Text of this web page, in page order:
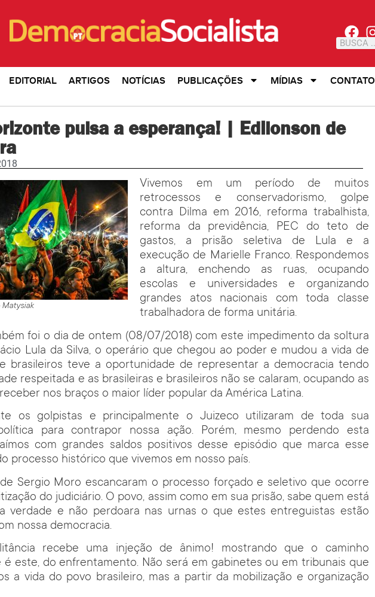
EDITORIAL ARTIGOS NOTÍCIAS PUBLICAÇÕES MÍDIAS CONTATO
pulsa a esperança! | Edilonson de
Vivemos em um período de muitos
retrocessos e conservadorismo, golpe
contra Dilma em 2016, reforma trabalhista,
reforma da previdência, PEC do teto de
gastos, a prisão seletiva de Lula e a
execução de Marielle Franco. Respondemos
a altura, enchendo as ruas, ocupando
escolas e universidades e organizando
grandes atos nacionais com toda classe
trabalhadora de forma unitária.
foi o dia de ontem (08/07/2018) com este impedimento da soltura
Lula da Silva, o operário que chegou ao poder e mudou a vida de
brasileiros teve a oportunidade de representar a democracia tendo
respeitada e as brasileiras e brasileiros não se calaram, ocupando as
nos braços o maior líder popular da América Latina.
os golpistas e principalmente o Juizeco utilizaram de toda sua
para contrapor nossa ação. Porém, mesmo perdendo esta
com grandes saldos positivos desse episódio que marca esse
processo histórico que vivemos em nosso país.
Sergio Moro escancaram o processo forçado e seletivo que ocorre
do judiciário. O povo, assim como em sua prisão, sabe quem está
verdade e não perdoara nas urnas o que estes entreguistas estão
nossa democracia.
recebe uma injeção de ânimo! mostrando que o caminho
é este, do enfrentamento. Não será em gabinetes ou em tribunais que
a vida do povo brasileiro, mas a partir da mobilização e organização